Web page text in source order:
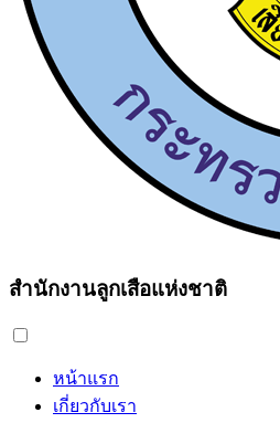
สำนักงานลูกเสือแห่งชาติ
หน้าแรก
เกี่ยวกับเรา